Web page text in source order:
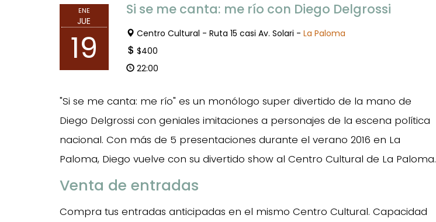
ENE
JUE
19
Si se me canta: me río con Diego Delgrossi
Centro Cultural - Ruta 15 casi Av. Solari - La Paloma
$400
22:00
"Si se me canta: me río" es un monólogo super divertido de la mano de
Diego Delgrossi con geniales imitaciones a personajes de la escena política
nacional. Con más de 5 presentaciones durante el verano 2016 en La
Paloma, Diego vuelve con su divertido show al Centro Cultural de La Paloma.
Venta de entradas
Compra tus entradas anticipadas en el mismo Centro Cultural. Capacidad